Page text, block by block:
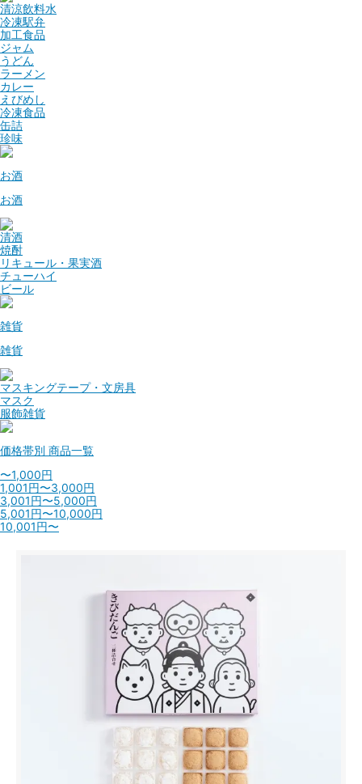
清涼飲料水
冷凍駅弁
加工食品
ジャム
うどん
ラーメン
カレー
えびめし
冷凍食品
缶詰
珍味
お酒
お酒
清酒
焼酎
リキュール・果実酒
チューハイ
ビール
雑貨
雑貨
マスキングテープ・文房具
マスク
服飾雑貨
価格帯別 商品一覧
〜1,000円
1,001円〜3,000円
3,001円〜5,000円
5,001円〜10,000円
10,001円〜